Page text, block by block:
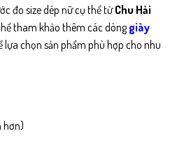
đo size dép nữ cụ thể từChu Hải
tham khảo thêm các dònggiày
lựa chọn sản phẩm phù hợp cho nhu
hơn)